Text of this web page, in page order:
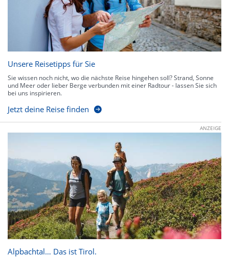
Unsere Reisetipps für Sie
Sie wissen noch nicht, wo die nächste Reise hingehen soll? Strand, Sonne
und Meer oder lieber Berge verbunden mit einer Radtour - lassen Sie sich
bei uns inspirieren.
Jetzt deine Reise finden
ANZEIGE
Alpbachtal… Das ist Tirol.